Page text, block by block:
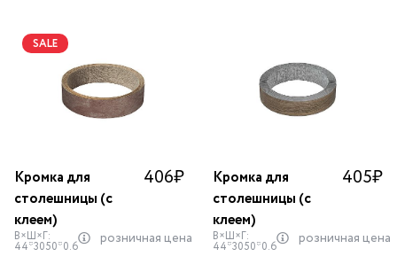
Кромка для
столешницы (с
клеем)
406₽
В×Ш×Г:
44*3050*0.6 розничная цена
SALE
Кромка для
столешницы (с
клеем)
405₽
В×Ш×Г:
44*3050*0.6 розничная цена